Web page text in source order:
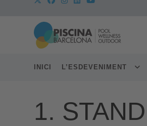
INICI L’ESDEVENIMENT
1.